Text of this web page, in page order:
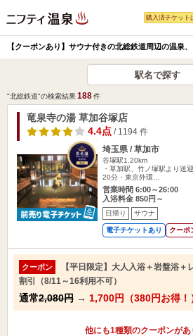
購入済チケット
【クーポンあり】サウナ付きの北総鉄道周辺の温泉
駅名で探す
"北総鉄道"の検索結果188件
竜泉寺の湯 草加谷塚店
4.4点 / 1194 件
埼玉県 / 草加市
谷塚駅1.20km
・草加駅、竹ノ塚駅より送
20分・東京外環…
営業時間 6:00～26:00
入浴料金 850円～
日帰り サウナ
電子チケットあり クーポ
クーポン
【平日限定】大人入浴＋岩盤浴
割引（8/11～16利用不可）
通常2,080円 → 1,700円（380円お得！
他にも1種類のクーポンがあ